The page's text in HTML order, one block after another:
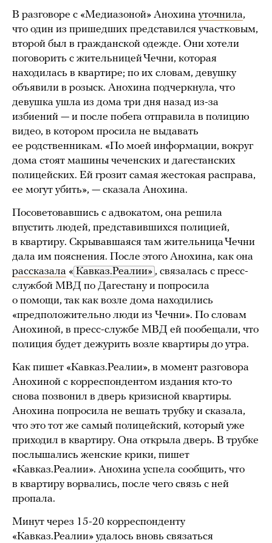
В разговоре с «Медиазоной» Анохина уточнила,
что один из пришедших представился участковым,
второй был в гражданской одежде. Они хотели
поговорить с жительницей Чечни, которая
находилась в квартире; по их словам, девушку
объявили в розыск. Анохина подчеркнула, что
девушка ушла из дома три дня назад из-за
избиений — и после побега отправила в полицию
видео, в котором просила не выдавать
ее родственникам. «По моей информации, вокруг
дома стоят машины чеченских и дагестанских
полицейских. Ей грозит самая жестокая расправа,
ее могут убить», — сказала Анохина.
Посоветовавшись с адвокатом, она решила
впустить людей, представившихся полицией,
в квартиру. Скрывавшаяся там жительница Чечни
дала им пояснения. После этого Анохина, как она
рассказала « Кавказ.Реалии» , связалась с пресс-
службой МВД по Дагестану и попросила
о помощи, так как возле дома находились
«предположительно люди из Чечни». По словам
Анохиной, в пресс-службе МВД ей пообещали, что
полиция будет дежурить возле квартиры до утра.
Как пишет «Кавказ.Реалии», в момент разговора
Анохиной с корреспондентом издания кто-то
снова позвонил в дверь кризисной квартиры.
Анохина попросила не вешать трубку и сказала,
что это тот же самый полицейский, который уже
приходил в квартиру. Она открыла дверь. В трубке
послышались женские крики, пишет
«Кавказ.Реалии». Анохина успела сообщить, что
в квартиру ворвались, после чего связь с ней
пропала.
Минут через 15-20 корреспонденту
«Кавказ.Реалии» удалось вновь связаться